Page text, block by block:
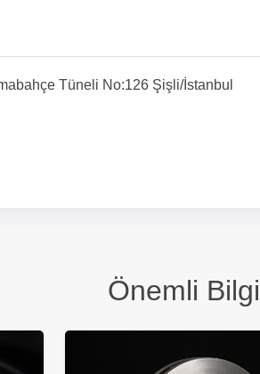
Tüneli No:126 Şişli/İstanbul
Önemli